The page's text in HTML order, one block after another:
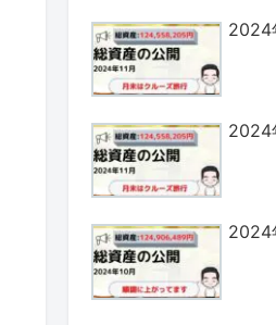
2024
2024
2024